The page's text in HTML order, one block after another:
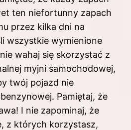
ten niefortunny zapach
przez kilka dni na
wszystkie wymienione
wahaj się skorzystać z
myjni samochodowej,
twój pojazd nie
Pamiętaj, że
I nie zapominaj, że
z których korzystasz,